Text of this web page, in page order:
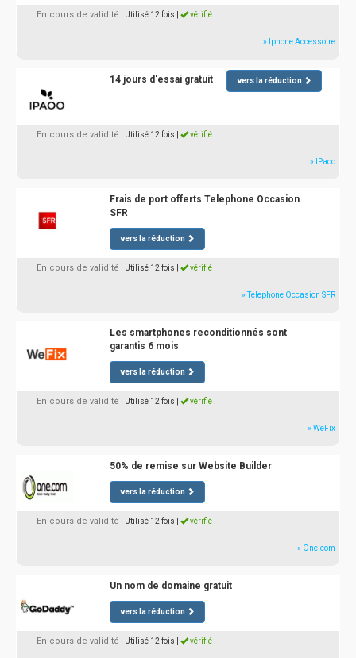
En cours de validité | Utilisé 12 fois vérifié !
» Iphone Accessoire
14 jours d'essai gratuit vers la réduction
En cours de validité | Utilisé 12 fois vérifié !
» IPaoo
Frais de port offerts Telephone Occasion
SFR
vers la réduction
En cours de validité | Utilisé 12 fois vérifié !
» Telephone Occasion SFR
Les smartphones reconditionnés sont
garantis 6 mois
vers la réduction
En cours de validité | Utilisé 12 fois vérifié !
» WeFix
50% de remise sur Website Builder
vers la réduction
En cours de validité | Utilisé 12 fois vérifié !
» One.com
Un nom de domaine gratuit
vers la réduction
En cours de validité | Utilisé 12 fois vérifié !